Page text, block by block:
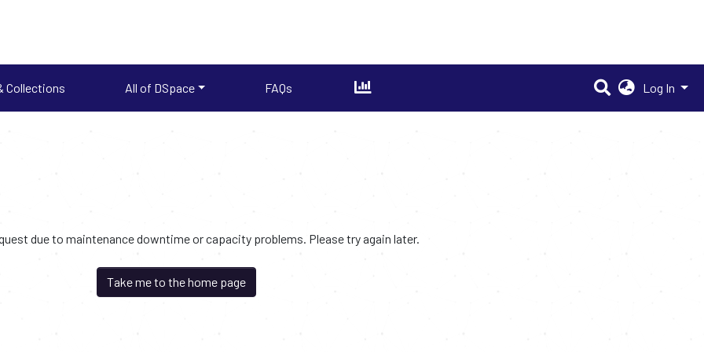
Collections All of DSpace FAQs Log In
due to maintenance downtime or capacity problems. Please try again later.
Take me to the home page